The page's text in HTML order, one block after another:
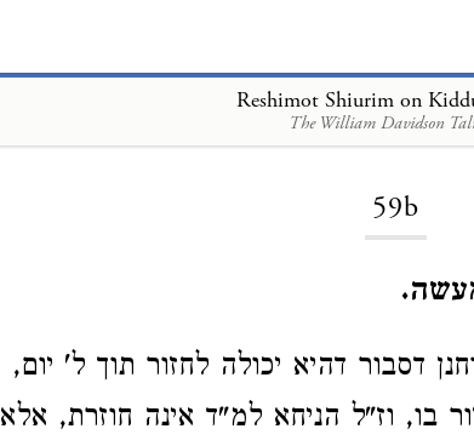
Reshimot Shiurim on
The William Davidson
Loading...
59b
דסבור דהיא יכולה לחזור תוך ל' יום,
בו, וז"ל הניחא למ"ד אינה חוזרת, אלא